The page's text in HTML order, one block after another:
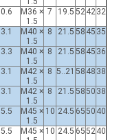
32
42
52
19.5
7
M36 ×
1.5
35
45
58
21.5
8
M40 ×
1.5
36
45
58
21.5
8
M40 ×
1.5
38
48
58
21..5
8
M42 ×
1.5
38
50
58
21.5
8
M42 ×
1.5
40
50
65
24.5
10
M45 ×
1.5
40
52
65
24.5
10
M45 ×